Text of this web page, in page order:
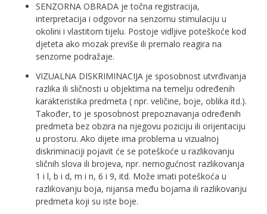
SENZORNA OBRADA je točna registracija,
interpretacija i odgovor na senzornu stimulaciju u
okolini i vlastitom tijelu. Postoje vidljive poteškoće kod
djeteta ako mozak previše ili premalo reagira na
senzorne podražaje.
VIZUALNA DISKRIMINACIJA je sposobnost utvrđivanja
razlika ili sličnosti u objektima na temelju određenih
karakteristika predmeta ( npr. veličine, boje, oblika itd.).
Također, to je sposobnost prepoznavanja određenih
predmeta bez obzira na njegovu poziciju ili orijentaciju
u prostoru. Ako dijete ima problema u vizualnoj
diskriminaciji pojavit će se poteškoće u razlikovanju
sličnih slova ili brojeva, npr. nemogućnost razlikovanja
1 i l, b i d, m i n, 6 i 9, itd. Može imati poteškoća u
razlikovanju boja, nijansa među bojama ili razlikovanju
predmeta koji su iste boje.